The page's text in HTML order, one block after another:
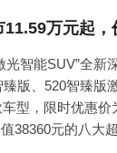
光智能SUV”全新
版、520智臻版
型，限时优惠价
38360元的八大超